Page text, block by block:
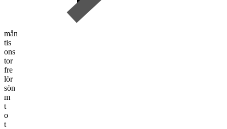
mån
tis
ons
tor
fre
lör
sön
m
t
o
t